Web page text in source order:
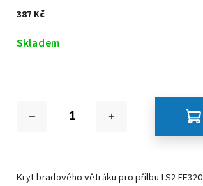
387 Kč
Skladem
Kryt bradového větráku pro přilbu LS2 FF320